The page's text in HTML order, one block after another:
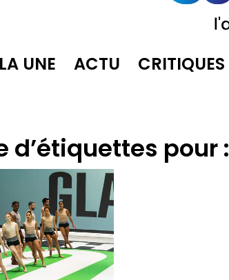
UNE ACTU CRITIQUES
d’étiquettes pour :